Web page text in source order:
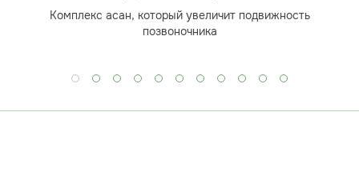
Комплекс асан, который увеличит подвижность
позвоночника